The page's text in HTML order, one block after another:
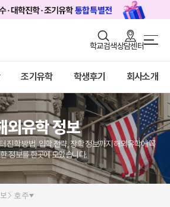
학교검색상담센터
조기유학 학생후기 회사소개
다
질랜드
란드
유학 정보
국
외유학 정보
진학 방법, 입학 전략, 장학 정보까지 해외유학에 꼭
정보를 한곳에 모았습니다.
호주